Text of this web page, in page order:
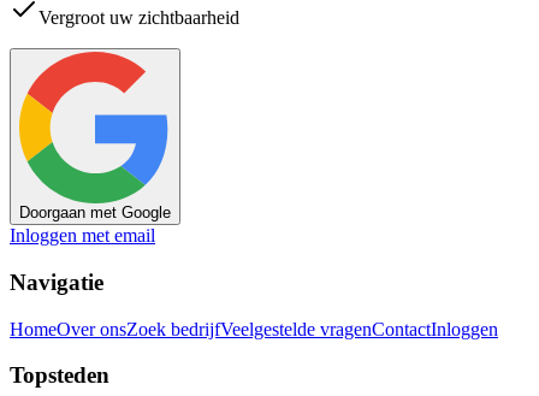
Vergroot uw zichtbaarheid
Doorgaan met Google
Inloggen met email
Navigatie
HomeOver onsZoek bedrijfVeelgestelde vragenContactInloggen
Topsteden